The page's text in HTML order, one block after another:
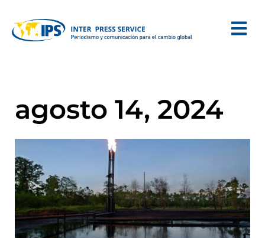
agosto 14, 2024